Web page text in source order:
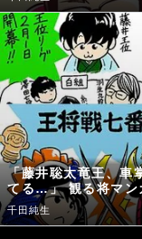
「藤井聡太竜王、車
てる…」 観る将マン
千田純生